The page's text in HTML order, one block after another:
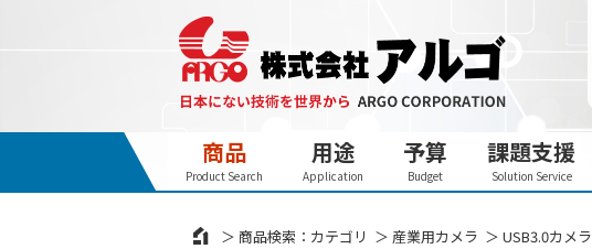
商品
Product Search
用途
Application
予算
Budget
課題支援
Solution Service
商品検索：カテゴリ 産業用カメラ USB3.0カメラ